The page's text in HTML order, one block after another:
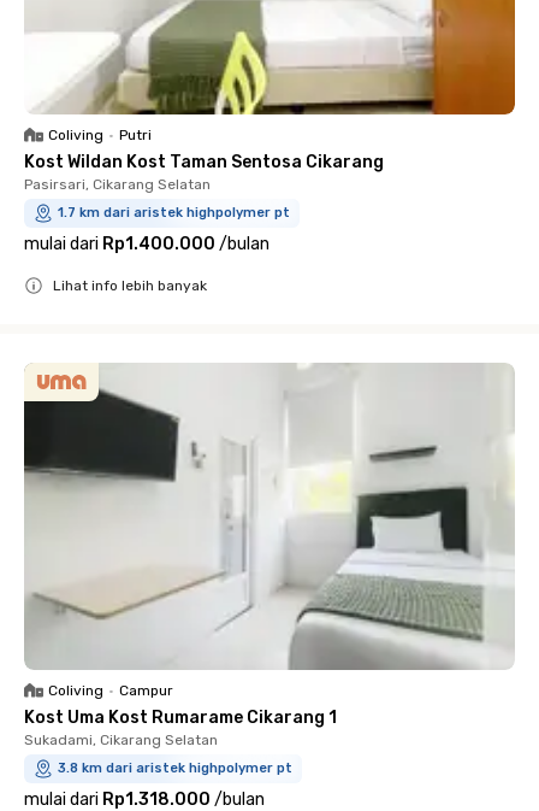
Coliving • Putri
Kost Wildan Kost Taman Sentosa Cikarang
Pasirsari, Cikarang Selatan
1.7 km dari aristek highpolymer pt
mulai dari Rp1.400.000 /bulan
Lihat info lebih banyak
Coliving • Campur
Kost Uma Kost Rumarame Cikarang 1
Sukadami, Cikarang Selatan
3.8 km dari aristek highpolymer pt
mulai dari Rp1.318.000 /bulan